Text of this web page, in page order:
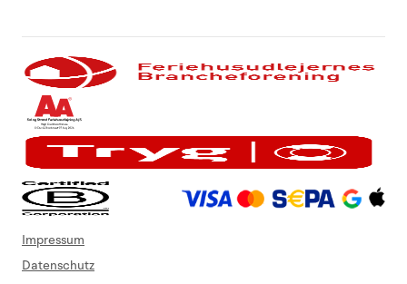
Impressum
Datenschutz